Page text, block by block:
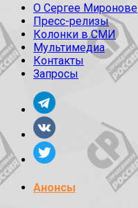
О Сергее Миронове
Пресс-релизы
Колонки в СМИ
Мультимедиа
Контакты
Запросы
Анонсы